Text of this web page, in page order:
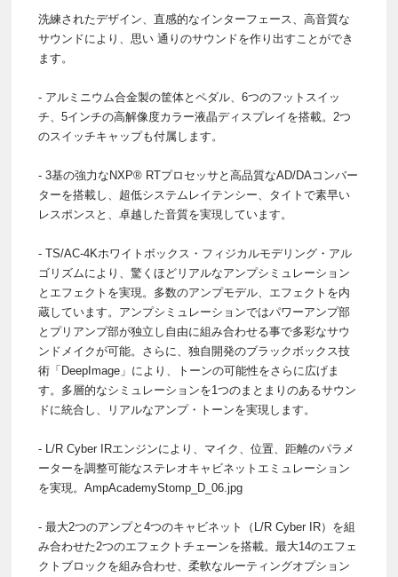
洗練されたデザイン、直感的なインターフェース、高音質な
サウンドにより、思い 通りのサウンドを作り出すことができ
ます。
- アルミニウム合金製の筐体とペダル、6つのフットスイッ
チ、5インチの高解像度カラー液晶ディスプレイを搭載。2つ
のスイッチキャップも付属します。
- 3基の強力なNXP® RTプロセッサと高品質なAD/DAコンバー
ターを搭載し、超低システムレイテンシー、タイトで素早い
レスポンスと、卓越した音質を実現しています。
- TS/AC-4Kホワイトボックス・フィジカルモデリング・アル
ゴリズムにより、驚くほどリアルなアンプシミュレーション
とエフェクトを実現。多数のアンプモデル、エフェクトを内
蔵しています。アンプシミュレーションではパワーアンプ部
とプリアンプ部が独立し自由に組み合わせる事で多彩なサウ
ンドメイクが可能。さらに、独自開発のブラックボックス技
術「DeepImage」により、トーンの可能性をさらに広げま
す。多層的なシミュレーションを1つのまとまりのあるサウン
ドに統合し、リアルなアンプ・トーンを実現します。
- L/R Cyber IRエンジンにより、マイク、位置、距離のパラメ
ーターを調整可能なステレオキャビネットエミュレーション
を実現。AmpAcademyStomp_D_06.jpg
- 最大2つのアンプと4つのキャビネット（L/R Cyber IR）を組
み合わせた2つのエフェクトチェーンを搭載。最大14のエフェ
クトブロックを組み合わせ、柔軟なルーティングオプション